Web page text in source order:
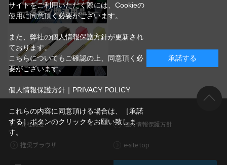
会社概要 個人情報保護方針
推奨ブラウザ e-site top
サイトをご利用いただく際には、Cookieの
使用に同意頂く必要がございます。
また、弊社の個人情報保護方針が更新され
ております。
こちらについてもご確認の上、同意頂く必
要がございます。
個人情報保護方針｜PRIVACY POLICY
これらの内容に同意頂ける場合は、［承諾
する］ボタンのクリックをお願い致しま
す。
承諾する